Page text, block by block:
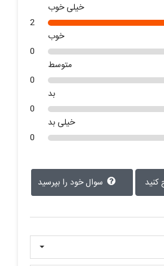
خیلی خوب
2
خوب
0
متوسط
0
بد
0
خیلی بد
0
سوال خود را بپرسید